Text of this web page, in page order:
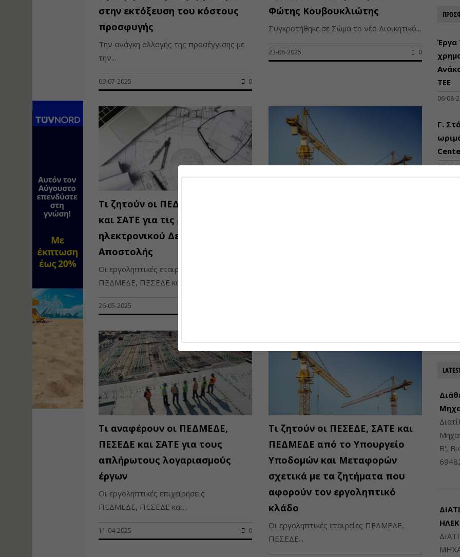
στην εκτόξευση του κόστους
προσφυγής
Την ανάγκη αλλαγής της προσέγγισης με
την...
09-07-2025 0
Φώτης Κουβουκλιώτης
Συγκροτήθηκε σε Σώμα το νέο Διοικητικό...
23-06-2025 0
Τι ζητούν οι ΠΕΔΜΕΔΕ, ΠΕΣΕΔΕ
και ΣΑΤΕ για τις ρυθμίσεις του
ηλεκτρονικού Δελτίου
Αποστολής
Οι εργοληπτικές εταιρίες
ΠΕΔΜΕΔΕ, ΠΕΣΕΔΕ και...
26-05-2025
Τι αναφέρουν οι ΠΕΔΜΕΔΕ,
ΠΕΣΕΔΕ και ΣΑΤΕ για τους
απλήρωτους λογαριασμούς
έργων
Οι εργοληπτικές επιχειρήσεις
ΠΕΔΜΕΔΕ, ΠΕΣΕΔΕ και...
11-04-2025 0
Τι ζητούν οι ΠΕΣΕΔΕ, ΣΑΤΕ και
ΠΕΔΜΕΔΕ από το Υπουργείο
Υποδομών και Μεταφορών
σχετικά με τα ζητήματα που
αφορούν τον εργοληπτικό
κλάδο
Οι εργοληπτικές εταιρείες ΠΕΔΜΕΔΕ,
ΠΕΣΕΔΕ...
Έργα
ΤΕΕ
06-08-
Γ.
06-08-
που
Β',